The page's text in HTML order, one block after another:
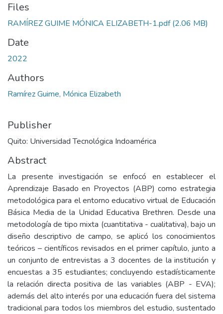
Files
RAMÍREZ GUIME MÓNICA ELIZABETH-1.pdf(2.06 MB)
Date
2022
Authors
Ramírez Guime, Mónica Elizabeth
Publisher
Quito: Universidad Tecnológica Indoamérica
Abstract
La presente investigación se enfocó en establecer el
Aprendizaje Basado en Proyectos (ABP) como estrategia
metodológica para el entorno educativo virtual de Educación
Básica Media de la Unidad Educativa Brethren. Desde una
metodología de tipo mixta (cuantitativa - cualitativa), bajo un
diseño descriptivo de campo, se aplicó los conocimientos
teóricos – científicos revisados en el primer capítulo, junto a
un conjunto de entrevistas a 3 docentes de la institución y
encuestas a 35 estudiantes; concluyendo estadísticamente
la relación directa positiva de las variables (ABP - EVA);
además del alto interés por una educación fuera del sistema
tradicional para todos los miembros del estudio, sustentado